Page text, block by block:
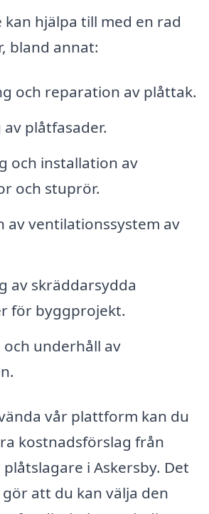
kan hjälpa till med en rad
bland annat:
och reparation av plåttak.
plåtfasader.
och installation av
och stuprör.
av ventilationssystem av
av skräddarsydda
för byggprojekt.
underhåll av
vår plattform kan du
kostnadsförslag från
i Askersby. Det
att du kan välja den